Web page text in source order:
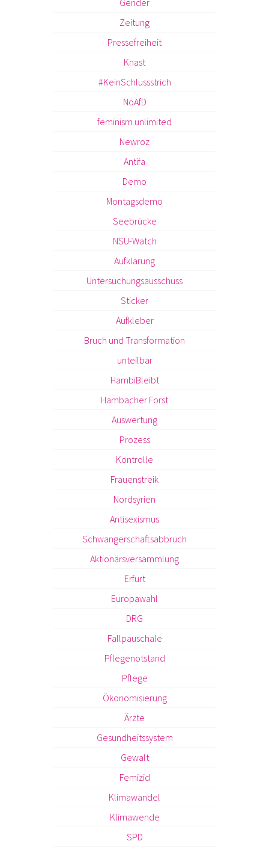
Gender
Zeitung
Pressefreiheit
Knast
#KeinSchlussstrich
NoAfD
feminism unlimited
Newroz
Antifa
Demo
Montagsdemo
Seebrücke
NSU-Watch
Aufklärung
Untersuchungsausschuss
Sticker
Aufkleber
Bruch und Transformation
unteilbar
HambiBleibt
Hambacher Forst
Auswertung
Prozess
Kontrolle
Frauenstreik
Nordsyrien
Antisexismus
Schwangerschaftsabbruch
Aktionärsversammlung
Erfurt
Europawahl
DRG
Fallpauschale
Pflegenotstand
Pflege
Ökonomisierung
Ärzte
Gesundheitssystem
Gewalt
Femizid
Klimawandel
Klimawende
SPD